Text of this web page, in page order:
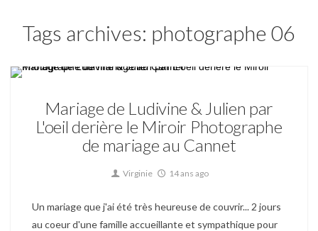
Tags archives: photographe 06
Mariage de Ludivine & Julien par
L'oeil derière le Miroir Photographe
de mariage au Cannet
Virginie 14 ans ago
Un mariage que j'ai été très heureuse de couvrir... 2 jours
au coeur d'une famille accueillante et sympathique pour